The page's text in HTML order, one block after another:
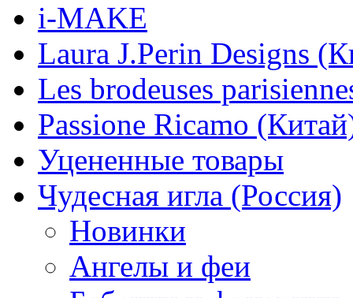
i-MAKE
Laura J.Perin Designs
Les brodeuses
Passione Ricamo
Уцененные товары
Чудесная игла (Россия)
Новинки
Ангелы и феи